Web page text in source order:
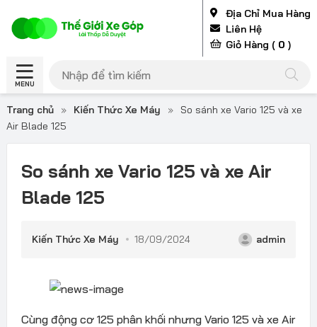
Địa Chỉ Mua Hàng
Liên Hệ
Giỏ Hàng ( 0 )
MENU
Trang chủ » Kiến Thức Xe Máy »
So sánh xe Vario 125 và xe
Air Blade 125
So sánh xe Vario 125 và xe Air
Blade 125
Kiến Thức Xe Máy 18/09/2024 admin
Cùng động cơ 125 phân khối nhưng Vario 125 và xe Air